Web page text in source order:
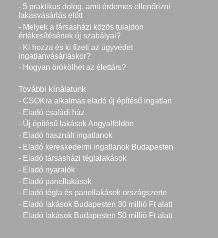
- 5 praktikus dolog, amit érdemes ellenőrizni
lakásvásárlás előtt
- Melyek a társasházi közös tulajdon
értékesítésének új szabályai?
- Ki hozza és ki fizeti az ügyvédet
ingatlanvásárláskor?
- Hogyan örökölhet az élettárs?
További kínálatunk
- CSOKra alkalmas eladó új építésű ingatlan
- Eladó családi ház
- Új építésű lakások Angyalföldön
- Eladó használt ingatlanok
- Eladó kereskedelmi ingatlanok Budapesten
- Eladó társasházi téglalakások
- Eladó nyaralók
- Eladó panellakások
- Eladó tégla és panellakások országszerte
- Eladó lakások Budapesten 30 millió Ft alatt
- Eladó lakások Budapesten 50 millió Ft alatt